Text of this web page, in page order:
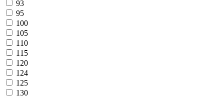
93
95
100
105
110
115
120
124
125
130